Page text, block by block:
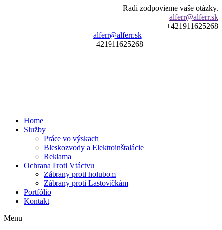
Radi zodpovieme vaše otázky.
alferr@alferr.sk
+421911625268
alferr@alferr.sk
+421911625268
Home
Služby
Práce vo výskach
Bleskozvody a Elektroinštalácie
Reklama
Ochrana Proti Vtáctvu
Zábrany proti holubom
Zábrany proti Lastovičkám
Portfólio
Kontakt
Menu